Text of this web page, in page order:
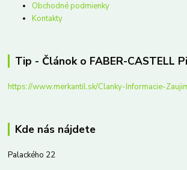
Obchodné podmienky
Kontakty
Tip - Článok o FABER-CASTELL
https://www.merkantil.sk/Clanky-Informacie-
Kde nás nájdete
Palackého 22